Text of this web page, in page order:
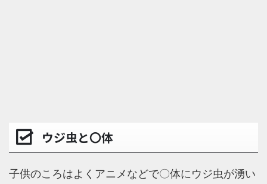
ウジ虫と〇体
子供のころはよくアニメなどで〇体にウジ虫が湧い